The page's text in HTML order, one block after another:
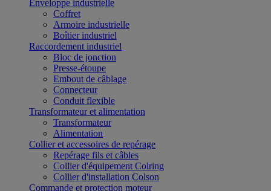
Enveloppe industrielle
Coffret
Armoire industrielle
Boîtier industriel
Raccordement industriel
Bloc de jonction
Presse-étoupe
Embout de câblage
Connecteur
Conduit flexible
Transformateur et alimentation
Transformateur
Alimentation
Collier et accessoires de repérage
Repérage fils et câbles
Collier d'équipement Colring
Collier d'installation Colson
Commande et protection moteur